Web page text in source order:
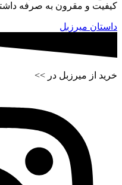
کیفیت و مقرون به صرفه داشته
داستان میرزبل
خرید از میرزبل در >>